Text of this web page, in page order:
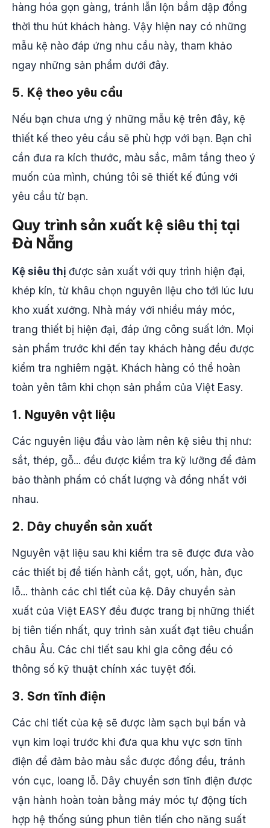
hàng hóa gọn gàng, tránh lẫn lộn bầm dập đồng
thời thu hút khách hàng. Vậy hiện nay có những
mẫu kệ nào đáp ứng nhu cầu này, tham khảo
ngay những sản phẩm dưới đây.
5. Kệ theo yêu cầu
Nếu bạn chưa ưng ý những mẫu kệ trên đây, kệ
thiết kế theo yêu cầu sẽ phù hợp với bạn. Bạn chỉ
cần đưa ra kích thước, màu sắc, mâm tầng theo ý
muốn của mình, chúng tôi sẽ thiết kế đúng với
yêu cầu từ bạn.
Quy trình sản xuất kệ siêu thị tại
Đà Nẵng
Kệ siêu thị được sản xuất với quy trình hiện đại,
khép kín, từ khâu chọn nguyên liệu cho tới lúc lưu
kho xuất xưởng. Nhà máy với nhiều máy móc,
trang thiết bị hiện đại, đáp ứng công suất lớn. Mọi
sản phẩm trước khi đến tay khách hàng đều được
kiểm tra nghiêm ngặt. Khách hàng có thể hoàn
toàn yên tâm khi chọn sản phẩm của Việt Easy.
1. Nguyên vật liệu
Các nguyên liệu đầu vào làm nên kệ siêu thị như:
sắt, thép, gỗ... đều được kiểm tra kỹ lưỡng để đảm
bảo thành phẩm có chất lượng và đồng nhất với
nhau.
2. Dây chuyền sản xuất
Nguyên vật liệu sau khi kiểm tra sẽ được đưa vào
các thiết bị để tiến hành cắt, gọt, uốn, hàn, đục
lỗ... thành các chi tiết của kệ. Dây chuyền sản
xuất của Việt EASY đều được trang bị những thiết
bị tiên tiến nhất, quy trình sản xuất đạt tiêu chuẩn
châu Âu. Các chi tiết sau khi gia công đều có
thông số kỹ thuật chính xác tuyệt đối.
3. Sơn tĩnh điện
Các chi tiết của kệ sẽ được làm sạch bụi bẩn và
vụn kim loại trước khi đưa qua khu vực sơn tĩnh
điện để đảm bảo màu sắc được đồng đều, tránh
vón cục, loang lỗ. Dây chuyền sơn tĩnh điện được
vận hành hoàn toàn bằng máy móc tự động tích
hợp hệ thống súng phun tiên tiến cho năng suất